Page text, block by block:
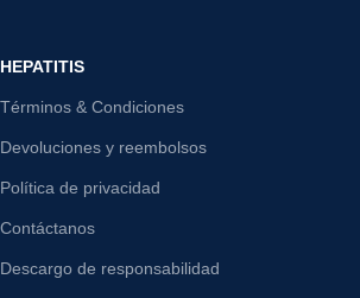
HEPATITIS
Términos & Condiciones
Devoluciones y reembolsos
Política de privacidad
Contáctanos
Descargo de responsabilidad